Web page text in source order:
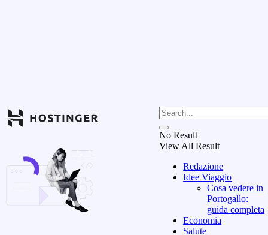
No Result
View All Result
Redazione
Idee Viaggio
Cosa vedere in
Portogallo:
guida completa
Economia
Salute